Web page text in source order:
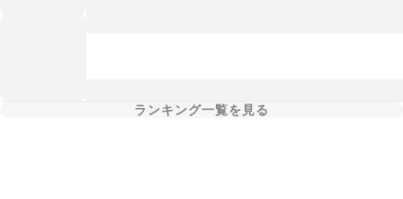
ランキング一覧を見る